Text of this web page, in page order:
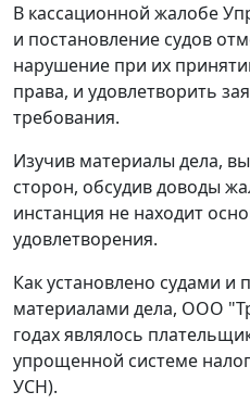
В кассационной жалобе
и постановление судов
нарушение при их
права, и удовлетворить
требования.
Изучив материалы дела,
сторон, обсудив доводы
инстанция не находит
удовлетворения.
Как установлено судами и
материалами дела, ООО
годах являлось
упрощенной системе
УСН).